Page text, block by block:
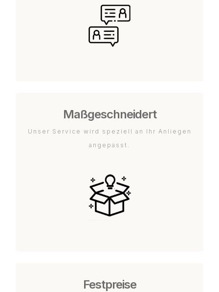
Maßgeschneidert
Unser Service wird speziell an Ihr Anliegen
angepasst.
Festpreise